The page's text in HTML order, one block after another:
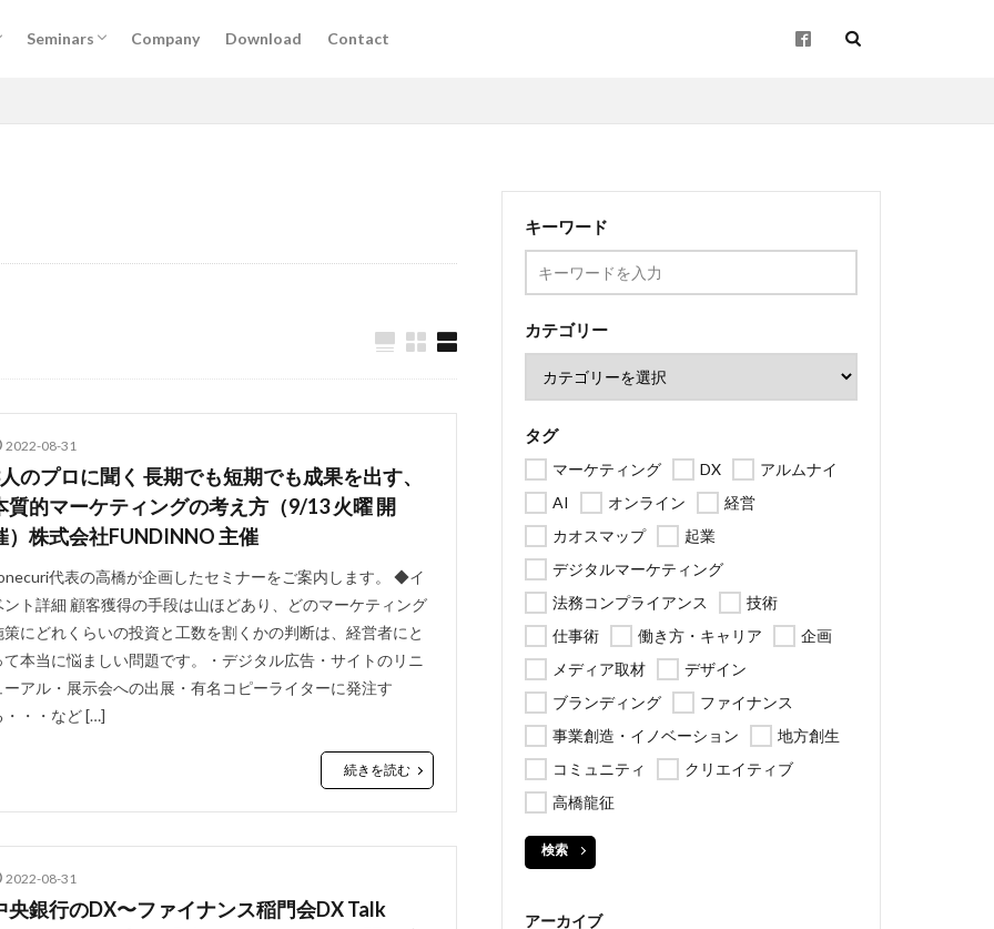
Seminars Company Download Contact
2022-08-31
のプロに聞く 長期でも短期でも成果を出す、
質的マーケティングの考え方（9/13 火曜 開
）株式会社FUNDINNO 主催
代表の高橋が企画したセミナーをご案内します。 ◆イ
ント詳細 顧客獲得の手段は山ほどあり、どのマーケティング
策にどれくらいの投資と工数を割くかの判断は、経営者にと
て本当に悩ましい問題です。・デジタル広告・サイトのリニ
ーアル・展示会への出展・有名コピーライターに発注す
・・・など […]
続きを読む
2022-08-31
央銀行のDX〜ファイナンス稲門会DX Talk
キーワード
カテゴリー
タグ
マーケティング DX
アルムナイ
AI
オンライン
経営
カオスマップ
起業
デジタルマーケティング
法務コンプライアンス
技術
仕事術
働き方・キャリア
企画
メディア取材
デザイン
ブランディング
ファイナンス
事業創造・イノベーション
地方創生
コミュニティ
クリエイティブ
高橋龍征
検索
アーカイブ
起業
企画
地方創生
検索